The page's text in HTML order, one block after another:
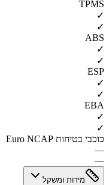
TPMS
✓
✓
ABS
✓
✓
ESP
✓
✓
EBA
✓
✓
כוכבי בטיחות Euro NCAP
—
—
מידות ומשקל